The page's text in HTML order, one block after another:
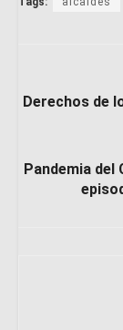
Derechos de
Pandemia del